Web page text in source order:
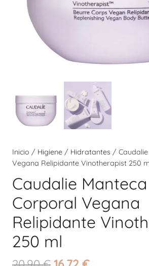
Inicio / Higiene / Hidratantes /
Vegana Relipidante Vinotherapist 250
Caudalie Manteca
Corporal Vegana
Relipidante
250 ml